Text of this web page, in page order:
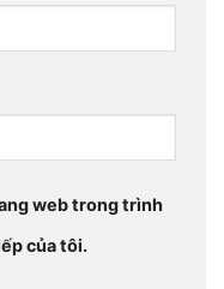
web trong trình
của tôi.